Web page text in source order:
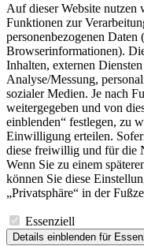
Auf dieser Website nutzen
Funktionen zur
personenbezogenen
Browserinformationen).
Inhalten, externen
Analyse/Messung,
sozialer Medien. Je nach
weitergegeben und von
einblenden“ festlegen, zu
Einwilligung erteilen.
diese freiwillig und für die
Wenn Sie zu einem
können Sie diese
„Privatsphäre“ in der
Essenziell
Details einblenden für